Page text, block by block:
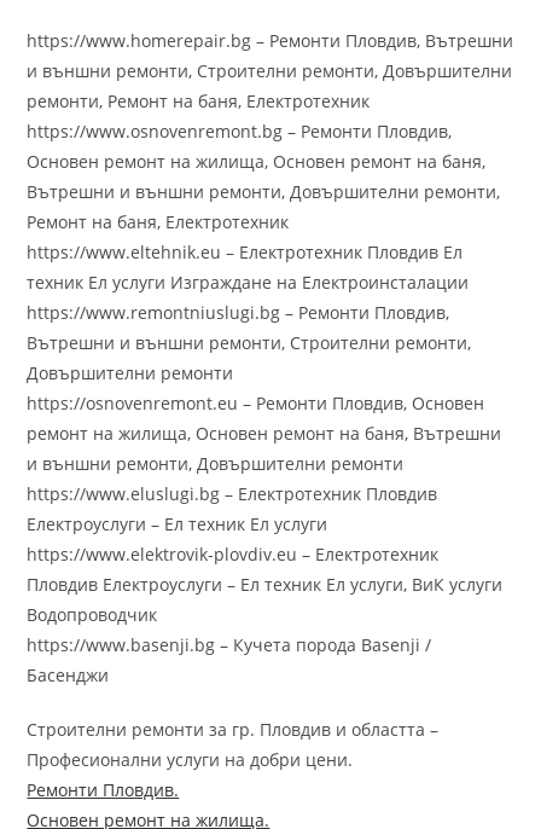
https://www.homerepair.bg – Ремонти Пловдив, Вътрешни
и външни ремонти, Строителни ремонти, Довършителни
ремонти, Ремонт на баня, Електротехник
https://www.osnovenremont.bg – Ремонти Пловдив,
Основен ремонт на жилища, Основен ремонт на баня,
Вътрешни и външни ремонти, Довършителни ремонти,
Ремонт на баня, Електротехник
https://www.eltehnik.eu – Електротехник Пловдив Ел
техник Ел услуги Изграждане на Електроинсталации
https://www.remontniuslugi.bg – Ремонти Пловдив,
Вътрешни и външни ремонти, Строителни ремонти,
Довършителни ремонти
https://osnovenremont.eu – Ремонти Пловдив, Основен
ремонт на жилища, Основен ремонт на баня, Вътрешни
и външни ремонти, Довършителни ремонти
https://www.eluslugi.bg – Електротехник Пловдив
Електроуслуги – Ел техник Ел услуги
https://www.elektrovik-plovdiv.eu – Електротехник
Пловдив Електроуслуги – Ел техник Ел услуги, ВиК услуги
Водопроводчик
https://www.basenji.bg – Кучета порода Basenji /
Басенджи
Строителни ремонти за гр. Пловдив и областта –
Професионални услуги на добри цени.
Ремонти Пловдив.
Основен ремонт на жилища.